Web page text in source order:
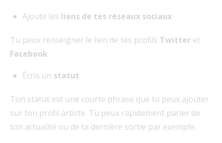
Ajoute les liens de tes réseaux sociaux
Tu peux renseigner le lien de tes profils Twitter et
Facebook
Écris un statut
Ton statut est une courte phrase que tu peux ajouter
sur ton profil artiste. Tu peux rapidement parler de
ton actualité ou de ta dernière sortie par exemple.